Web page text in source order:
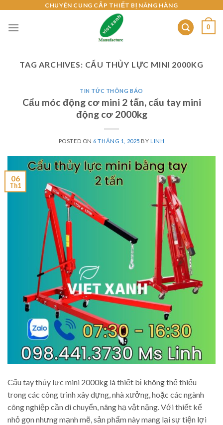
content
CHUYÊN CUNG CẤP THIẾT BỊ NÂNG HÀNG
0
TAG ARCHIVES: CẨU THỦY LỰC MINI 2000KG
TIN TỨC THÔNG BÁO
Cẩu móc động cơ mini 2 tấn, cẩu tay mini
động cơ 2000kg
POSTED ON 6 THÁNG 1, 2025 BY LINH
06
Th1
Cẩu tay thủy lực mini 2000kg là thiết bị không thể thiếu
trong các công trình xây dựng, nhà xưởng, hoặc các ngành
công nghiệp cần di chuyển, nâng hạ vật nặng. Với thiết kế
nhỏ gọn nhưng mạnh mẽ, sản phẩm này mang lại sự tiện lợi